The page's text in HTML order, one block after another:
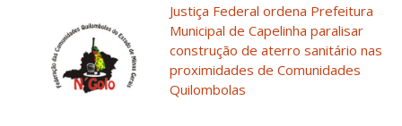
Justiça Federal ordena Prefeitura
Municipal de Capelinha paralisar
construção de aterro sanitário nas
proximidades de Comunidades
Quilombolas